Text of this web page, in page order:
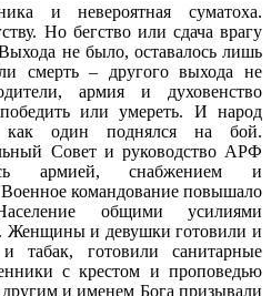
и невероятная суматоха.
Но бегство или сдача врагу
не было, оставалось лишь
смерть – другого выхода не
армия и духовенство
или умереть. И народ
как один поднялся на бой.
Совет и руководство АРФ
армией, снабжением и
командование повышало
общими усилиями
Женщины и девушки готовили и
табак, готовили санитарные
с крестом и проповедью
и именем Бога призывали